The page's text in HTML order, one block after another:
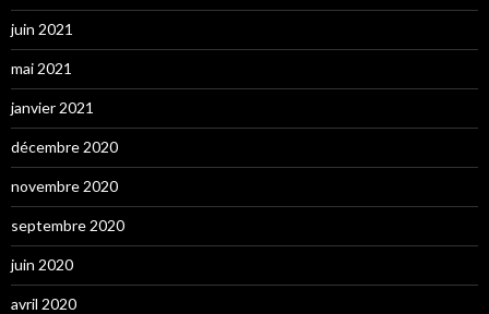
juin 2021
mai 2021
janvier 2021
décembre 2020
novembre 2020
septembre 2020
juin 2020
avril 2020